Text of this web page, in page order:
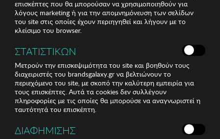
επισκέπτες που θα μπορούσαν να χρησιμοποιηθούν για
λόγους marketing ή για την απομνημόνευση των σελίδων
του site στις οποίες έχουν περιηγηθεί και λήγουν με το
κλείσιμο του browser.
ΣΤΑΤΙΣΤΙΚΩΝ
Μετρούν την επισκεψιμότητα του site και βοηθούν τους
διαχειριστές του brandsgalaxy.gr να βελτιώνουν το
περιεχόμενο του site, με σκοπό την καλύτερη εμπειρία για
τους επισκέπτες. Αυτά τα cookies δεν συλλέγουν
πληροφορίες με τις οποίες θα μπορούσε να αναγνωριστεί η
ταυτότητά του επισκέπτη.
ΔΙΑΦΗΜΙΣΗΣ